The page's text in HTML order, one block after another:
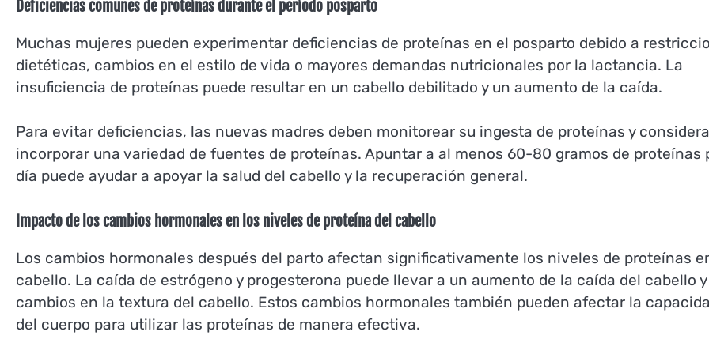
Deficiencias comunes de proteínas durante el período posparto
Muchas mujeres pueden experimentar deficiencias de proteínas en el posparto debido a
dietéticas, cambios en el estilo de vida o mayores demandas nutricionales por la lactancia. La
insuficiencia de proteínas puede resultar en un cabello debilitado y un aumento de la caída.
Para evitar deficiencias, las nuevas madres deben monitorear su ingesta de proteínas y
incorporar una variedad de fuentes de proteínas. Apuntar a al menos 60-80 gramos de proteínas
día puede ayudar a apoyar la salud del cabello y la recuperación general.
Impacto de los cambios hormonales en los niveles de proteína del cabello
Los cambios hormonales después del parto afectan significativamente los niveles de proteínas
cabello. La caída de estrógeno y progesterona puede llevar a un aumento de la caída del cabello y
cambios en la textura del cabello. Estos cambios hormonales también pueden afectar la
del cuerpo para utilizar las proteínas de manera efectiva.